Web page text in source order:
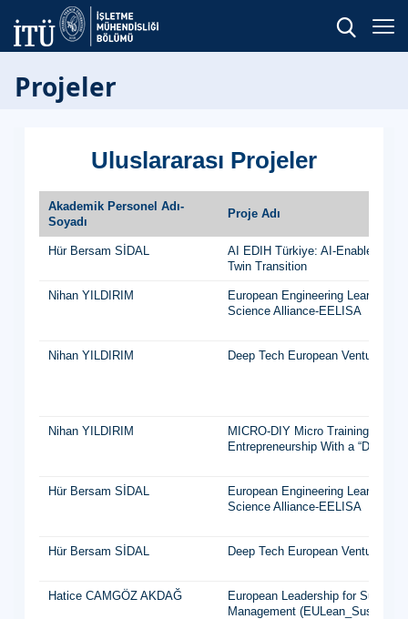
Projeler
Uluslararası Projeler
Akademik Personel Adı-
Soyadı
Proje Adı
Hür Bersam SİDAL
AI EDIH Türkiye: AI-Enabled
Twin Transition
Nihan YILDIRIM
European Engineering Learning
Science Alliance-EELISA
Nihan YILDIRIM Deep Tech European Venture
Nihan YILDIRIM
MICRO-DIY Micro Training on
Entrepreneurship With a “Do-It-
Hür Bersam SİDAL
European Engineering Learning
Science Alliance-EELISA
Hür Bersam SİDAL Deep Tech European Venture
Hatice CAMGÖZ AKDAĞ
European Leadership for
Management (EULean_SusMan)